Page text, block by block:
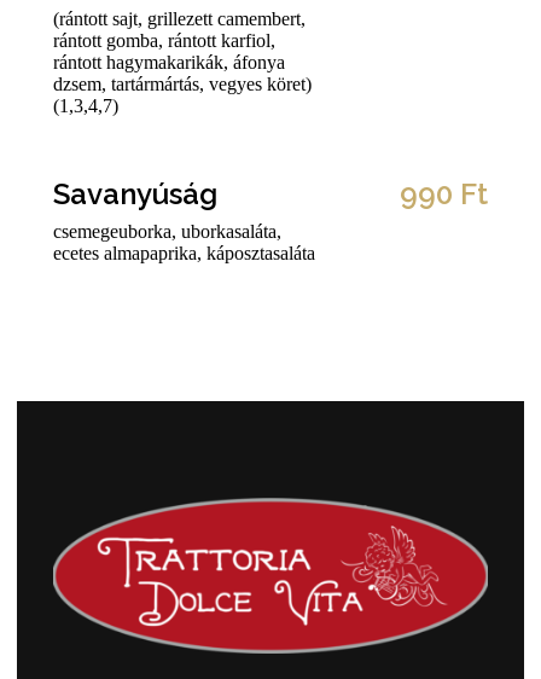
(rántott sajt, grillezett camembert,
rántott gomba, rántott karfiol,
rántott hagymakarikák, áfonya
dzsem, tartármártás, vegyes köret)
(1,3,4,7)
Savanyúság
csemegeuborka, uborkasaláta,
ecetes almapaprika, káposztasaláta
990 Ft